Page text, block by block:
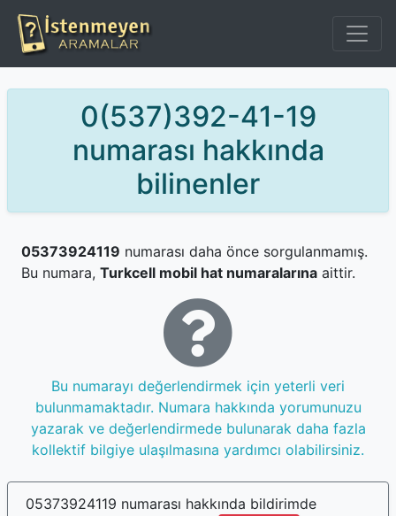
0(537)392-41-19
numarası hakkında
bilinenler
05373924119 numarası daha önce sorgulanmamış.
Bu numara, Turkcell mobil hat numaralarına aittir.
Bu numarayı değerlendirmek için yeterli veri
bulunmamaktadır. Numara hakkında yorumunuzu
yazarak ve değerlendirmede bulunarak daha fazla
kollektif bilgiye ulaşılmasına yardımcı olabilirsiniz.
05373924119 numarası hakkında bildirimde